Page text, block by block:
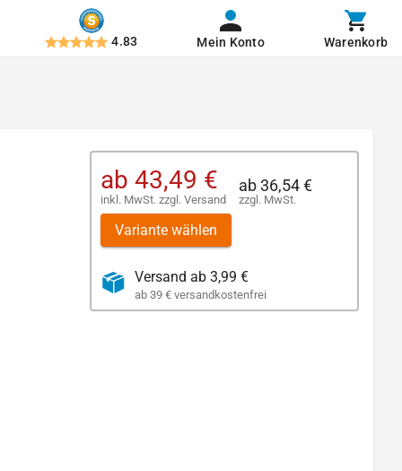
4.83 Mein Konto Warenkorb
ab 43,49 €
inkl. MwSt. zzgl. Versand
ab36,54 €
zzgl. MwSt.
Variante wählen
Versand ab 3,99 €
ab 39 € versandkostenfrei